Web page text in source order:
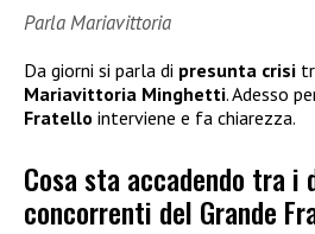
Parla Mariavittoria
Da giorni si parla di presunta crisi
Mariavittoria Minghetti. Adesso
Fratello interviene e fa chiarezza.
Cosa sta accadendo tra i
concorrenti del Grande